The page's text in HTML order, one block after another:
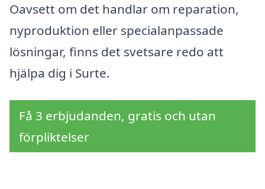
Oavsett om det handlar om reparation,
nyproduktion eller specialanpassade
lösningar, finns det svetsare redo att
hjälpa dig i Surte.
Få 3 erbjudanden, gratis och utan
förpliktelser